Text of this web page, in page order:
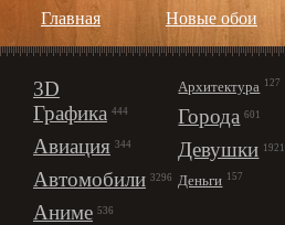
Главная Новые обои
3D
Графика 444
Авиация 344
Автомобили 3296
Аниме 536
Архитектура 127
Города 601
Девушки 1921
Деньги 157